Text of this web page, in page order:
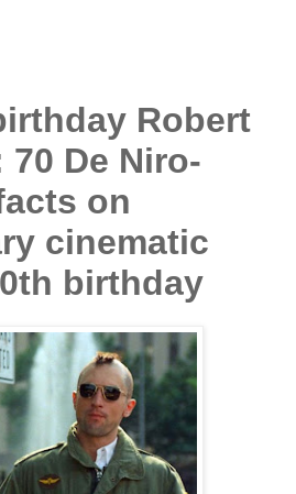
Robert
70 De Niro-
on
cinematic
birthday